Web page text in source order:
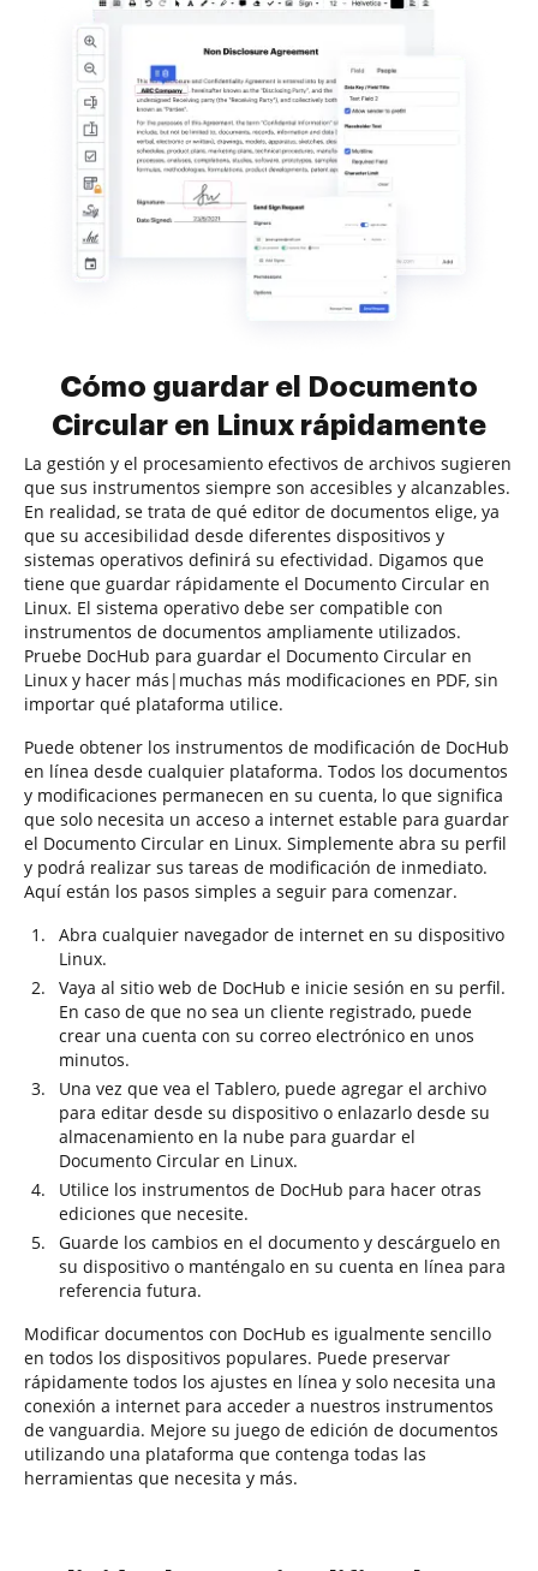
Cómo guardar el Documento
Circular en Linux rápidamente
La gestión y el procesamiento efectivos de archivos sugieren
que sus instrumentos siempre son accesibles y alcanzables.
En realidad, se trata de qué editor de documentos elige, ya
que su accesibilidad desde diferentes dispositivos y
sistemas operativos definirá su efectividad. Digamos que
tiene que guardar rápidamente el Documento Circular en
Linux. El sistema operativo debe ser compatible con
instrumentos de documentos ampliamente utilizados.
Pruebe DocHub para guardar el Documento Circular en
Linux y hacer más|muchas más modificaciones en PDF, sin
importar qué plataforma utilice.
Puede obtener los instrumentos de modificación de DocHub
en línea desde cualquier plataforma. Todos los documentos
y modificaciones permanecen en su cuenta, lo que significa
que solo necesita un acceso a internet estable para guardar
el Documento Circular en Linux. Simplemente abra su perfil
y podrá realizar sus tareas de modificación de inmediato.
Aquí están los pasos simples a seguir para comenzar.
Abra cualquier navegador de internet en su dispositivo
Linux.
Vaya al sitio web de DocHub e inicie sesión en su perfil.
En caso de que no sea un cliente registrado, puede
crear una cuenta con su correo electrónico en unos
minutos.
Una vez que vea el Tablero, puede agregar el archivo
para editar desde su dispositivo o enlazarlo desde su
almacenamiento en la nube para guardar el
Documento Circular en Linux.
Utilice los instrumentos de DocHub para hacer otras
ediciones que necesite.
Guarde los cambios en el documento y descárguelo en
su dispositivo o manténgalo en su cuenta en línea para
referencia futura.
Modificar documentos con DocHub es igualmente sencillo
en todos los dispositivos populares. Puede preservar
rápidamente todos los ajustes en línea y solo necesita una
conexión a internet para acceder a nuestros instrumentos
de vanguardia. Mejore su juego de edición de documentos
utilizando una plataforma que contenga todas las
herramientas que necesita y más.